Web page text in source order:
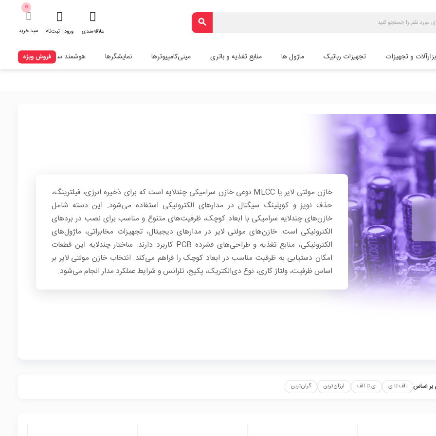
search
علاقه‌مندی ورود | ثبت‌نام
0
سبد خرید
و تجهیزات تجهیزات رباتیک ماژول ها منابع تغذیه و باتری مینی‌کامپیوترها نمایشگرها هوشمند سازیفروش ویژه
خازن مولتی لایر یا MLCC نوعی خازن سرامیکی چندلایه است که برای ذخیره انرژی، فیلترینگ،
حذف نویز و کوپلینگ سیگنال در مدارهای الکترونیکی استفاده می‌شود. این دسته شامل
خازن‌های چندلایه سرامیکی با ابعاد کوچک، ظرفیت‌های متنوع و مناسب برای نصب در بردهای
الکترونیکی است. خازن‌های مولتی لایر در مدارهای دیجیتال، تجهیزات مخابراتی، ماژول‌های
الکترونیکی، منابع تغذیه و طراحی‌های فشرده PCB کاربرد دارند. ساختار چندلایه این قطعات
امکان دستیابی به ظرفیت مناسب در ابعاد کوچک را فراهم می‌کند. انتخاب خازن مولتی لایر بر
اساس ظرفیت، ولتاژ کاری، نوع دی‌الکتریک، پکیج، تلرانس و شرایط عملکرد مدار انجام می‌شود.
بر اساس الف تا ی ی تا الف ارزان‌ترین گران‌ترین